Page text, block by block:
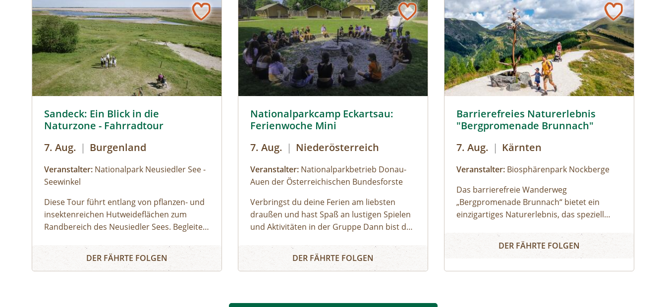
Sandeck: Ein Blick in die
Naturzone - Fahrradtour
7. Aug. | Burgenland
Veranstalter: Nationalpark Neusiedler See -
Seewinkel
Diese Tour führt entlang von pflanzen- und
insektenreichen Hutweideflächen zum
Randbereich des Neusiedler Sees. Begleite
Teilgebiete des Nationalparks. Je nach
Wasserstand entdeckst du im schlammigen
Sandeck: Ein Blick in die Naturzone - Fahrradtour
DER FÄHRTE FOLGEN
Nationalparkcamp Eckartsau:
Ferienwoche Mini
7. Aug. | Niederösterreich
Veranstalter: Nationalparkbetrieb Donau-
Auen der Österreichischen Bundesforste
Verbringst du deine Ferien am liebsten
draußen und hast Spaß an lustigen Spielen
und Aktivitäten in der Gruppe Dann bist du
Mini bietet spannende Expeditionen in den
Auwald, viel Raum zum Toben und Spielen,
Nationalpark-Rangerinnen und -Rangern
Nationalparkcamp Eckartsau: Ferienwoche Mini
DER FÄHRTE FOLGEN
Barrierefreies Naturerlebnis
"Bergpromenade Brunnach"
7. Aug. | Kärnten
Veranstalter: Biosphärenpark Nockberge
Das barrierefreie Wanderweg
„Bergpromenade Brunnach“ bietet ein
einzigartiges Naturerlebnis, das speziell
Mobilitätseinschränkungen oder Familien
mit Kinderwägen die Schönheit der Alm
Barrierefreies Naturerlebnis "Bergpromenade Brunnach"
DER FÄHRTE FOLGEN